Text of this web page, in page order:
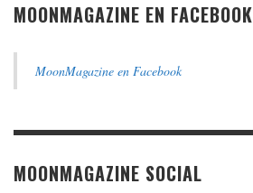
MOONMAGAZINE EN FACEBOOK
MoonMagazine en Facebook
MOONMAGAZINE SOCIAL